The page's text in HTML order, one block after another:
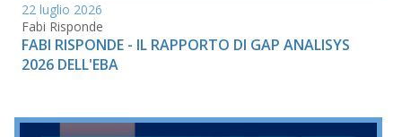
22 luglio 2026
Fabi Risponde
FABI RISPONDE - IL RAPPORTO DI GAP ANALISYS
2026 DELL'EBA